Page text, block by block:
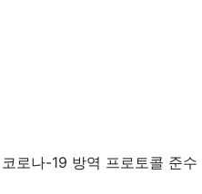
로나-19 방역 프로토콜 준수